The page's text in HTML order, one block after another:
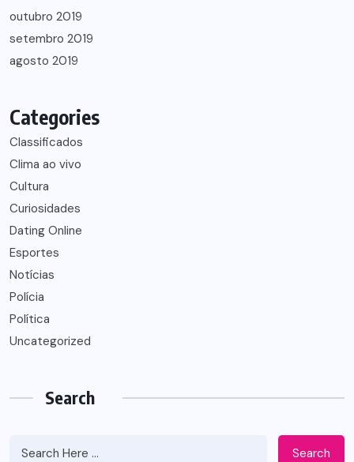
outubro 2019
setembro 2019
agosto 2019
Categories
Classificados
Clima ao vivo
Cultura
Curiosidades
Dating Online
Esportes
Notícias
Polícia
Política
Uncategorized
Search
Search